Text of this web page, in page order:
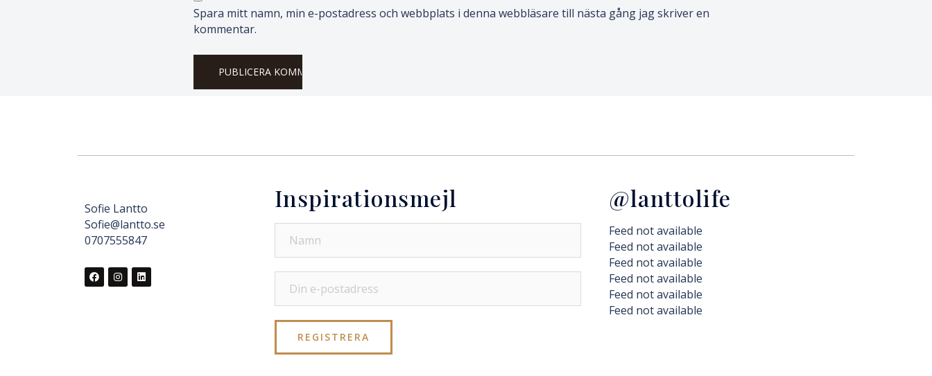
Spara mitt namn, min e-postadress och webbplats i denna webbläsare till nästa gång jag skriver en
kommentar.
Sofie Lantto
Sofie@lantto.se
0707555847
Inspirationsmejl @lanttolife
Feed not available
Feed not available
Feed not available
Feed not available
Feed not available
Feed not available